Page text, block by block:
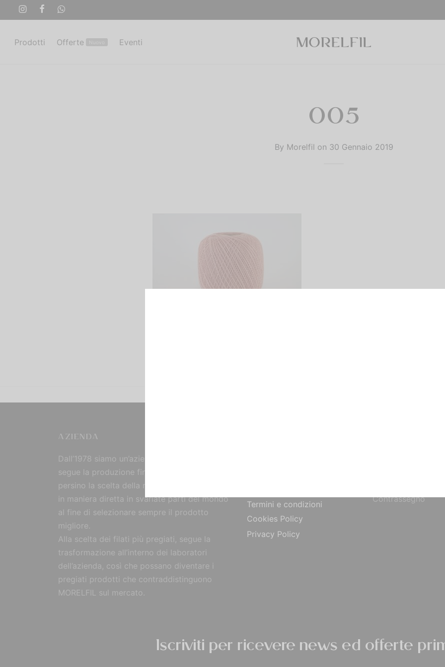
Prodotti Offerte Eventi
005
By Morelfil on 30 Gennaio 2019
AZIENDA
Dall’1978 siamo un’azienda strutturata che
segue la produzione fin dall’origine, curando
persino la scelta della materia prima, reperita
in maniera diretta in svariate parti del mondo
al fine di selezionare sempre il prodotto
migliore.
Alla scelta dei filati più pregiati, segue la
trasformazione all’interno dei laboratori
dell’azienda, così che possano diventare i
pregiati prodotti che contraddistinguono
MORELFIL sul mercato.
Termini e condizioni
Cookies Policy
Privacy Policy
Contrassegno
Iscriviti per ricevere news ed offerte